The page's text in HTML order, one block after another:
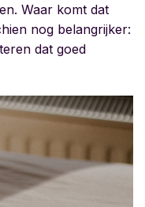
Waar komt dat
nog belangrijker:
dat goed